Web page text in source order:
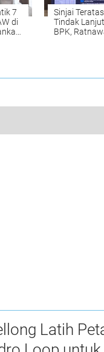
7
di
Sinjai
Tindak
BPK,
Latih